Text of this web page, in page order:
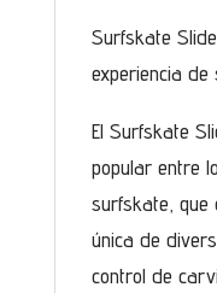
Surfskate
experiencia
El Surfskate
popular entre
surfskate, que
única de
control de